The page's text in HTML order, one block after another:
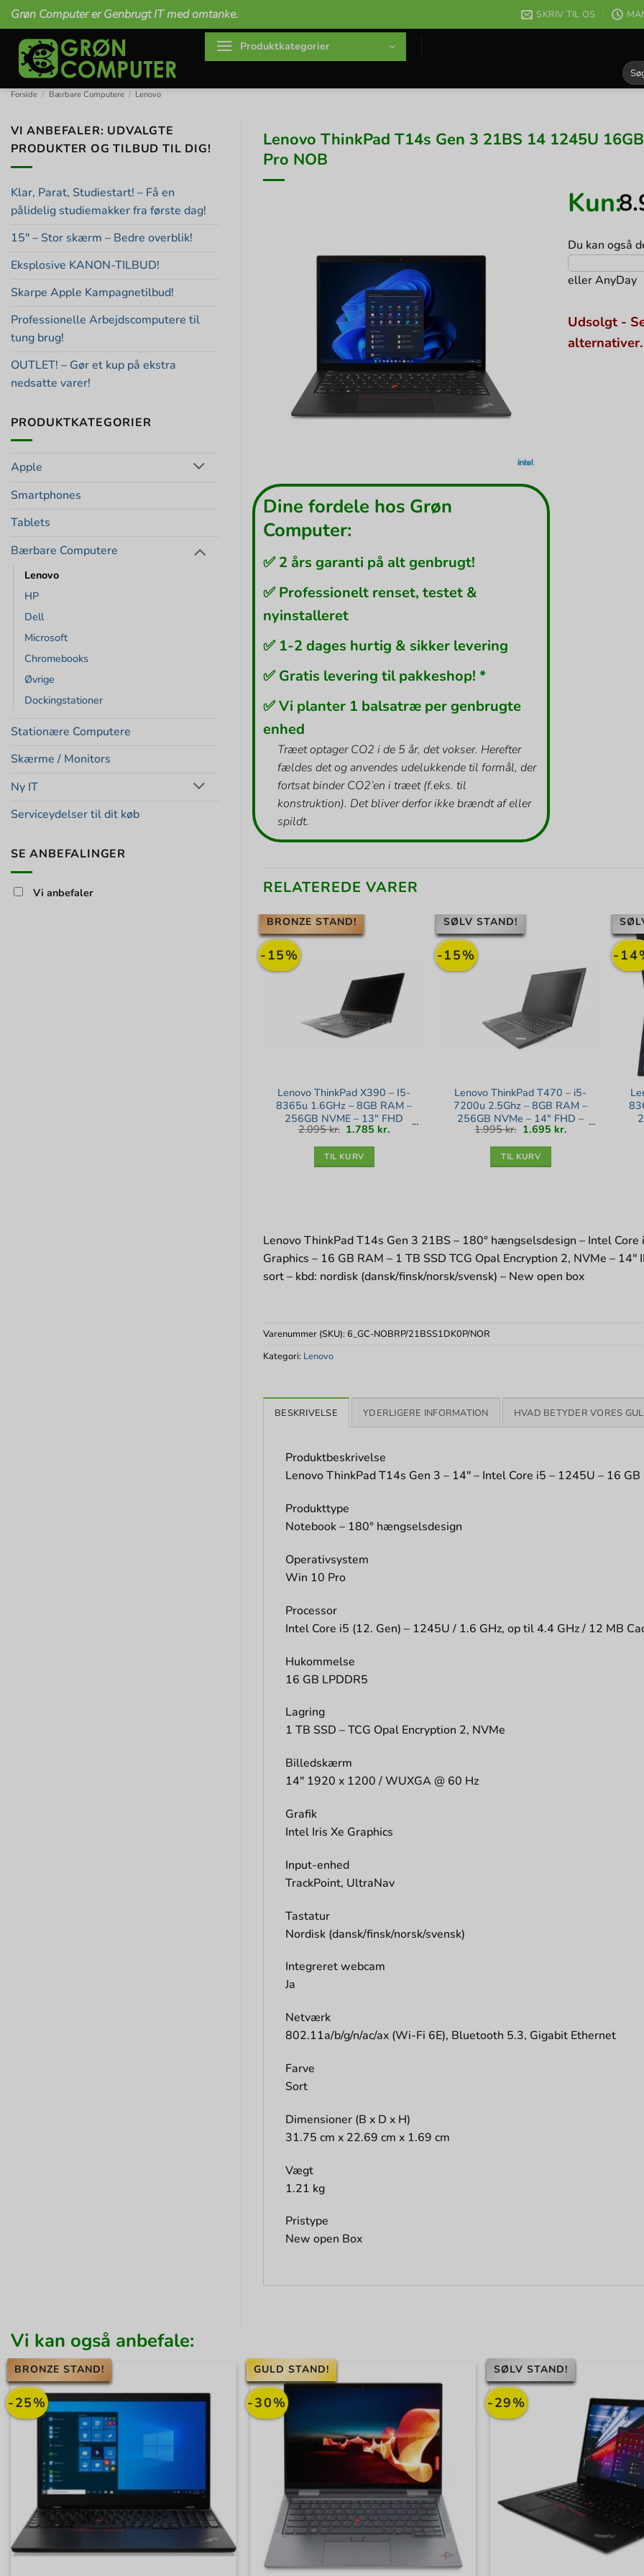
Fortsæt
til
indhold
Grøn Computer er Genbrugt IT med omtanke. SKRIV TIL OS
Produktkategorier
Søg
efter:
Forside / Bærbare Computere / Lenovo
VI ANBEFALER: UDVALGTE
PRODUKTER OG TILBUD TIL DIG!
Klar, Parat, Studiestart! – Få en
pålidelig studiemakker fra første dag!
15″ – Stor skærm – Bedre overblik!
Eksplosive KANON-TILBUD!
Skarpe Apple Kampagnetilbud!
Professionelle Arbejdscomputere til
tung brug!
OUTLET! – Gør et kup på ekstra
nedsatte varer!
PRODUKTKATEGORIER
Apple
Smartphones
Tablets
Bærbare Computere
Lenovo
HP
Dell
Microsoft
Chromebooks
Øvrige
Dockingstationer
Stationære Computere
Skærme / Monitors
Ny IT
Serviceydelser til dit køb
SE ANBEFALINGER
Vi anbefaler
Lenovo ThinkPad T14s Gen 3 21BS 14 1245U
Pro NOB
Dine fordele hos Grøn
Computer:
✅ 2 års garanti på alt genbrugt!
✅ Professionelt renset, testet &
nyinstalleret
✅ 1-2 dages hurtig & sikker levering
✅ Gratis levering til pakkeshop! *
✅ Vi planter 1 balsatræ per genbrugte
enhed
Træet optager CO2 i de 5 år, det vokser. Herefter
fældes det og anvendes udelukkende til formål, der
fortsat binder CO2’en i træet (f.eks. til
konstruktion). Det bliver derfor ikke brændt af eller
spildt.
Kun:
Du kan også
ellerAnyDay
Udsolgt -
alternativer.
RELATEREDE VARER
-15%
BRONZE STAND!
Lenovo ThinkPad X390 – I5-
8365u 1.6GHz – 8GB RAM –
256GB NVME – 13″ FHD
Touch – Win 11 – Bronze stand
2.095kr. Den
oprindelige
pris
1.785 kr.
TIL KURV
-15%
SØLV STAND!
Lenovo ThinkPad T470 – i5-
7200u 2.5Ghz – 8GB RAM –
256GB NVMe – 14″ FHD –
Sølv stand
1.995kr. Den
oprindelige
pris
1.695 kr.Den
aktuelle
pris
TIL KURV
-
Lenovo ThinkPad T14s Gen 3 21BS – 180° hængselsdesign – Intel
Graphics – 16 GB RAM – 1 TB SSD TCG Opal Encryption 2, NVMe –
sort – kbd: nordisk (dansk/finsk/norsk/svensk) – New open box
Varenummer (SKU):6_GC-NOBRP/21BSS1DK0P/NOR
Kategori: Lenovo
BESKRIVELSE YDERLIGERE INFORMATION HVAD BETYDER VORES
Produktbeskrivelse
Lenovo ThinkPad T14s Gen 3 – 14″ – Intel Core i5 – 1245U – 16
Produkttype
Notebook – 180° hængselsdesign
Operativsystem
Win 10 Pro
Processor
Intel Core i5 (12. Gen) – 1245U / 1.6 GHz, op til 4.4 GHz / 12 MB
Hukommelse
16 GB LPDDR5
Lagring
1 TB SSD – TCG Opal Encryption 2, NVMe
Billedskærm
14″ 1920 x 1200 / WUXGA @ 60 Hz
Grafik
Intel Iris Xe Graphics
Input-enhed
TrackPoint, UltraNav
Tastatur
Nordisk (dansk/finsk/norsk/svensk)
Integreret webcam
Ja
Netværk
802.11a/b/g/n/ac/ax (Wi-Fi 6E), Bluetooth 5.3, Gigabit Ethernet
Farve
Sort
Dimensioner (B x D x H)
31.75 cm x 22.69 cm x 1.69 cm
Vægt
1.21 kg
Pristype
New open Box
Vi kan også anbefale:
-25%
BRONZE STAND!
-30%
GULD STAND!
-29%
SØLV STAND!